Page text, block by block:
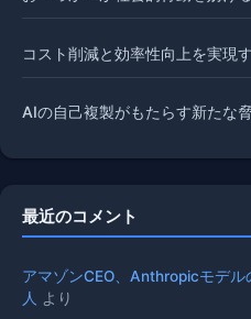
コスト削減と効率性向上を実現
AIの自己複製がもたらす新たな
最近のコメント
アマゾンCEO、Anthropicモデル
人 より